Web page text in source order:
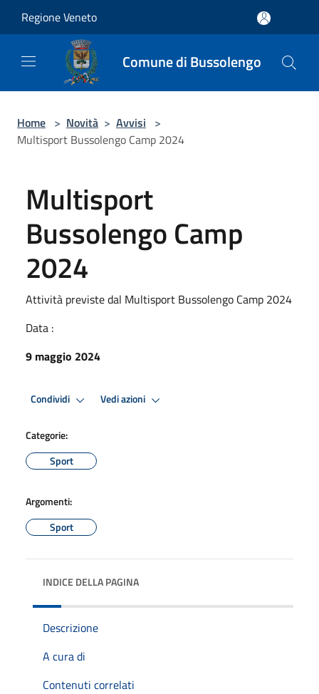
Regione Veneto
Comune di Bussolengo
Home > Novità > Avvisi >
Multisport Bussolengo Camp 2024
Multisport
Bussolengo Camp
2024
Attività previste dal Multisport Bussolengo Camp 2024
Data :
9 maggio 2024
Condividi Vedi azioni
Categorie:
Sport
Argomenti:
Sport
INDICE DELLA PAGINA
Descrizione
A cura di
Contenuti correlati